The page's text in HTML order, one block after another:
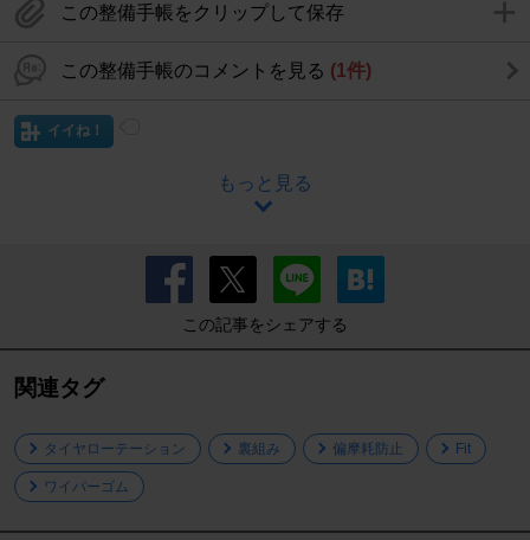
この整備手帳をクリップして保存
この整備手帳のコメントを見る (1件)
イイね！
もっと見る
この記事をシェアする
関連タグ
タイヤローテーション 裏組み 偏摩耗防止 Fit
ワイパーゴム